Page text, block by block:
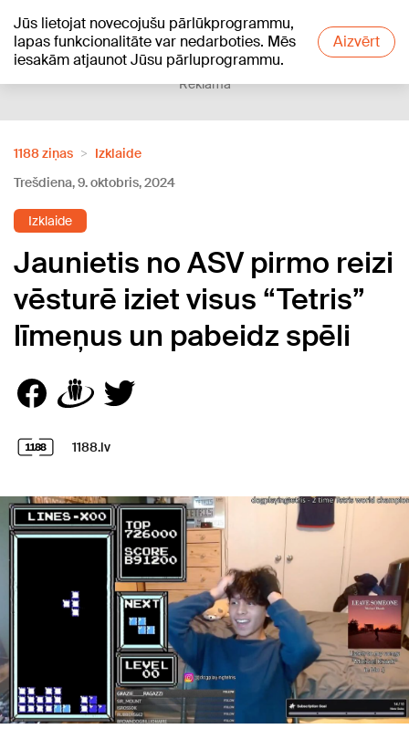
Jūs lietojat novecojušu pārlūkprogrammu,
lapas funkcionalitāte var nedarboties. Mēs
iesakām atjaunot Jūsu pārluprogrammu.
Aizvērt
+19°C
Reklāma
1188 ziņas
Izklaide
Trešdiena, 9. oktobris, 2024
Izklaide
Jaunietis no ASV pirmo reizi
vēsturē iziet visus “Tetris”
līmeņus un pabeidz spēli
1188.lv